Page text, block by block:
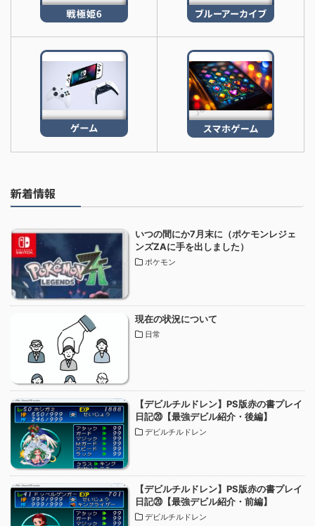
新着情報
いつの間にか7月末に（ポケモンレジェ
ンズZAに手を出しました）
ポケモン
現在の状況について
日常
【デビルチルドレン】PS版赤の書プレイ
日記⑳【最強デビル紹介・後編】
デビルチルドレン
【デビルチルドレン】PS版赤の書プレイ
日記⑳【最強デビル紹介・前編】
デビルチルドレン